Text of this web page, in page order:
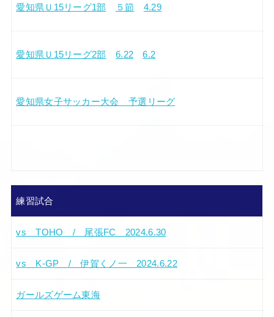
愛知県Ｕ15リーグ1部 ５節 4.29
愛知県Ｕ15リーグ2部 6.22 6.2
愛知県女子サッカー大会 予選リーグ
練習試合
vs TOHO / 尾張FC 2024.6.30
vs K-GP / 伊賀くノ一 2024.6.22
ガールズゲーム東海